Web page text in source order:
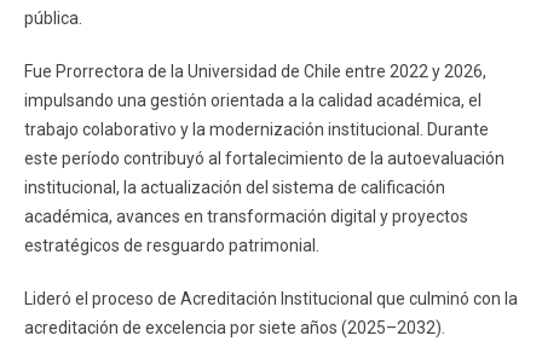
pública.
Fue Prorrectora de la Universidad de Chile entre 2022 y 2026,
impulsando una gestión orientada a la calidad académica, el
trabajo colaborativo y la modernización institucional. Durante
este período contribuyó al fortalecimiento de la autoevaluación
institucional, la actualización del sistema de calificación
académica, avances en transformación digital y proyectos
estratégicos de resguardo patrimonial.
Lideró el proceso de Acreditación Institucional que culminó con la
acreditación de excelencia por siete años (2025–2032).